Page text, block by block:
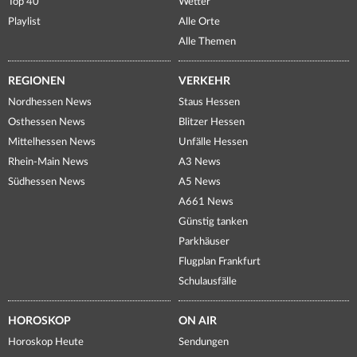
Playlist
Alle Orte
Alle Themen
REGIONEN
Nordhessen News
Osthessen News
Mittelhessen News
Rhein-Main News
Südhessen News
VERKEHR
Staus Hessen
Blitzer Hessen
Unfälle Hessen
A3 News
A5 News
A661 News
Günstig tanken
Parkhäuser
Flugplan Frankfurt
Schulausfälle
HOROSKOP
Horoskop Heute
ON AIR
Sendungen